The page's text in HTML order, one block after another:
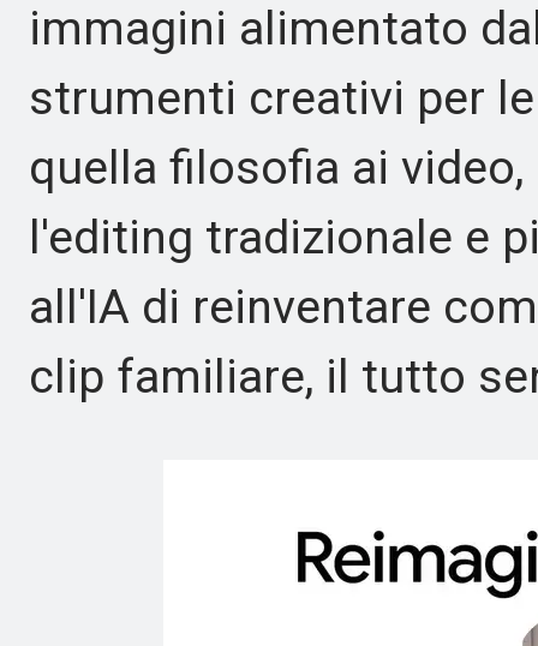
immagini alimentato
strumenti creativi per
quella filosofia ai
l'editing tradizionale e
all'IA di reinventare
clip familiare, il tutto